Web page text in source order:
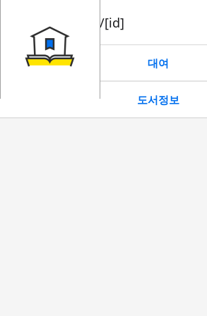
book/rent/[id]
대여
도서정보